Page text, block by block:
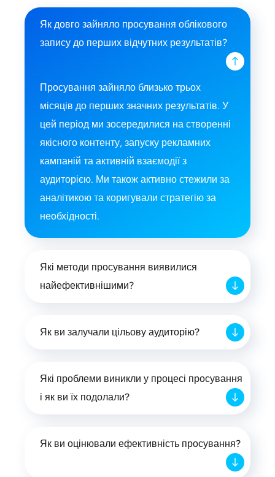
Як довго зайняло просування облікового
запису до перших відчутних результатів?
Просування зайняло близько трьох
місяців до перших значних результатів. У
цей період ми зосередилися на створенні
якісного контенту, запуску рекламних
кампаній та активній взаємодії з
аудиторією. Ми також активно стежили за
аналітикою та коригували стратегію за
необхідності.
Які методи просування виявилися
найефективнішими?
Як ви залучали цільову аудиторію?
Які проблеми виникли у процесі просування
і як ви їх подолали?
Як ви оцінювали ефективність просування?